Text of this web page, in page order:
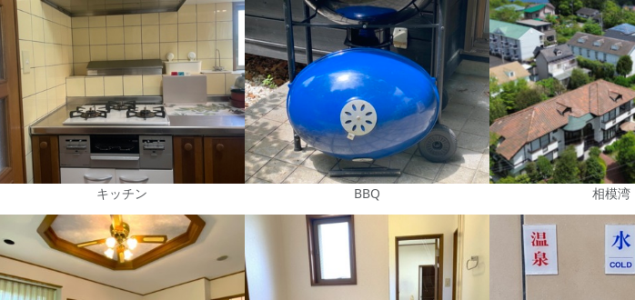
キッチン BBQ 相模湾